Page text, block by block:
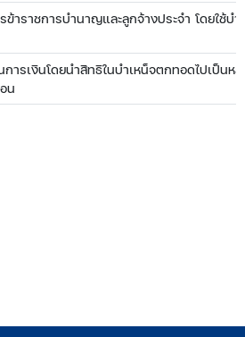
ข้าราชการบำนาญและลูกจ้างประจำ โดยใช้บ
ารเงินโดยนำสิทธิในบำเหน็จตกทอดไปเป็น
น